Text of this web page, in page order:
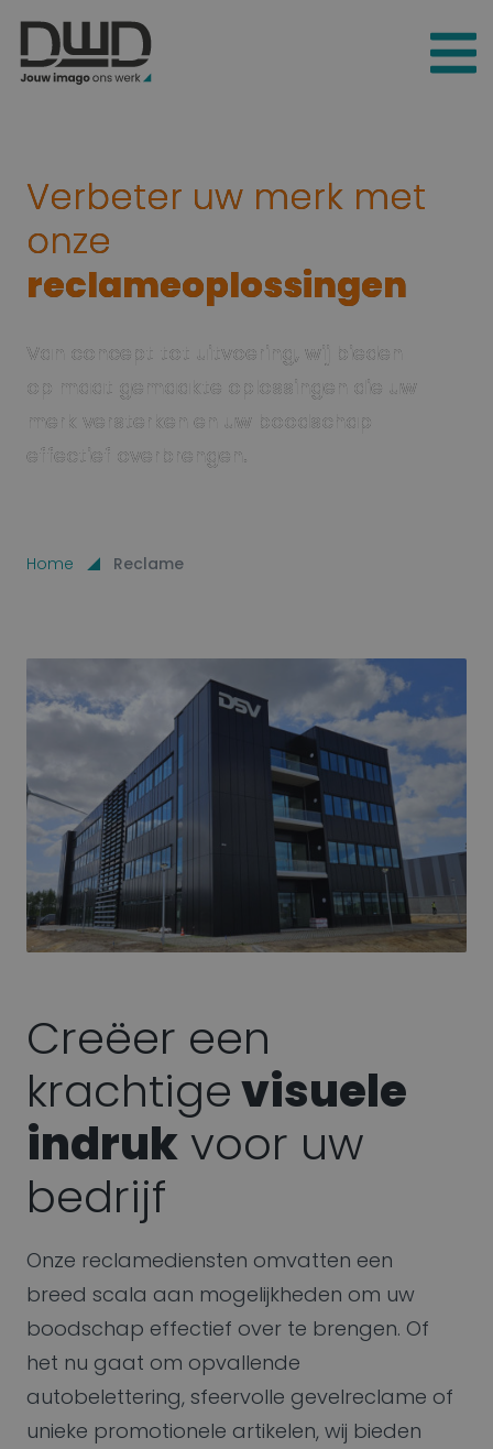
Verbeter uw merk met
onze
reclameoplossingen
Van concept tot uitvoering, wij bieden
op maat gemaakte oplossingen die uw
merk versterken en uw boodschap
effectief overbrengen.
Home Reclame
Creëer een
krachtigevisuele
indrukvoor uw
bedrijf
Onze reclamediensten omvatten een
breed scala aan mogelijkheden om uw
boodschap effectief over te brengen. Of
het nu gaat om opvallende
autobelettering, sfeervolle gevelreclame of
unieke promotionele artikelen, wij bieden